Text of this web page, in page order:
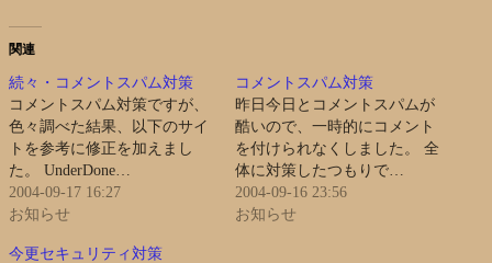
関連
続々・コメントスパム対策
コメントスパム対策ですが、
色々調べた結果、以下のサイ
トを参考に修正を加えまし
た。 UnderDone…
2004-09-17 16:27
お知らせ
コメントスパム対策
昨日今日とコメントスパムが
酷いので、一時的にコメント
を付けられなくしました。 全
体に対策したつもりで…
2004-09-16 23:56
お知らせ
今更セキュリティ対策